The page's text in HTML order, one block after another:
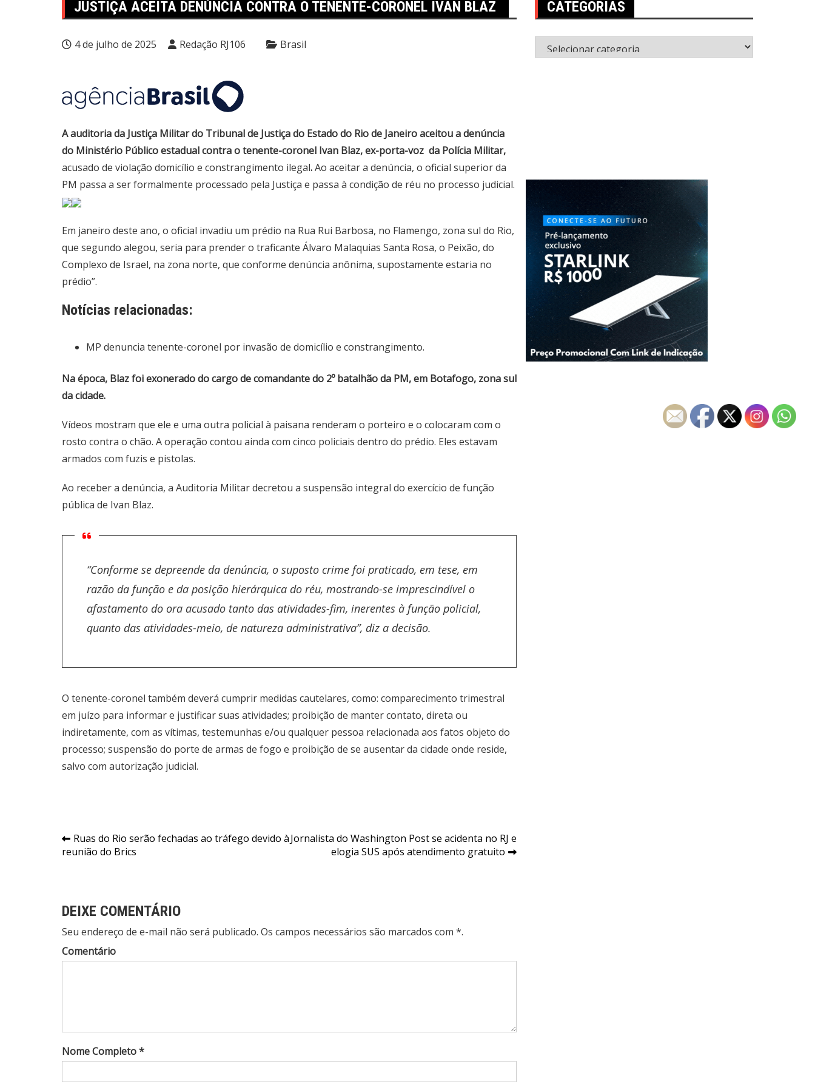
JUSTIÇA ACEITA DENÚNCIA CONTRA O TENENTE-CORONEL IVAN BLAZ
4 de julho de 2025 Redação RJ106 Brasil
A auditoria da Justiça Militar do Tribunal de Justiça do Estado do Rio de Janeiro aceitou a denúncia
do Ministério Público estadual contra o tenente-coronel Ivan Blaz, ex-porta-voz da Polícia Militar,
acusado de violação domicílio e constrangimento ilegal.Ao aceitar a denúncia, o oficial superior da
PM passa a ser formalmente processado pela Justiça e passa à condição de réu no processo judicial.
Em janeiro deste ano, o oficial invadiu um prédio na Rua Rui Barbosa, no Flamengo, zona sul do Rio,
que segundo alegou, seria para prender o traficante Álvaro Malaquias Santa Rosa, o Peixão, do
Complexo de Israel, na zona norte, que conforme denúncia anônima, supostamente estaria no
prédio”.
Notícias relacionadas:
MP denuncia tenente-coronel por invasão de domicílio e constrangimento.
Na época, Blaz foi exonerado do cargo de comandante do 2º batalhão da PM, em Botafogo, zona sul
da cidade.
Vídeos mostram que ele e uma outra policial à paisana renderam o porteiro e o colocaram com o
rosto contra o chão. A operação contou ainda com cinco policiais dentro do prédio. Eles estavam
armados com fuzis e pistolas.
Ao receber a denúncia, a Auditoria Militar decretou a suspensão integral do exercício de função
pública de Ivan Blaz.
“Conforme se depreende da denúncia, o suposto crime foi praticado, em tese, em
razão da função e da posição hierárquica do réu, mostrando-se imprescindível o
afastamento do ora acusado tanto das atividades-fim, inerentes à função policial,
quanto das atividades-meio, de natureza administrativa”, diz a decisão.
O tenente-coronel também deverá cumprir medidas cautelares, como: comparecimento trimestral
em juízo para informar e justificar suas atividades; proibição de manter contato, direta ou
indiretamente, com as vítimas, testemunhas e/ou qualquer pessoa relacionada aos fatos objeto do
processo; suspensão do porte de armas de fogo e proibição de se ausentar da cidade onde reside,
salvo com autorização judicial.
Navegação
de
Ruas do Rio serão fechadas ao tráfego devido à
reunião do Brics
Jornalista do Washington Post se acidenta no RJ e
elogia SUS após atendimento gratuito
DEIXE COMENTÁRIO
Seu endereço de e-mail não será publicado. Os campos necessários são marcados com *.
Comentário
Nome Completo *
CATEGORIAS
Categorias